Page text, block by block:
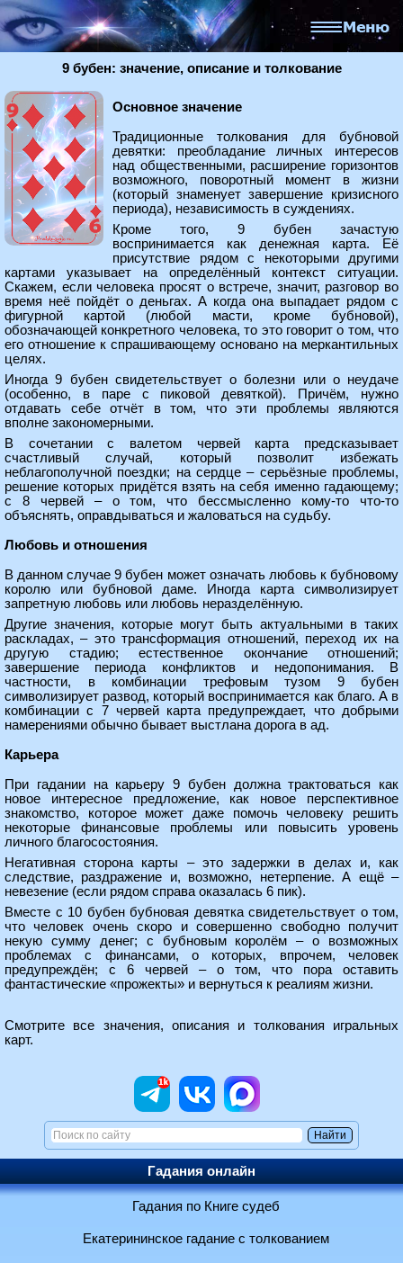
9 бубен: значение, описание и толкование
Основное значение
Традиционные толкования для бубновой
девятки: преобладание личных интересов
над общественными, расширение горизонтов
возможного, поворотный момент в жизни
(который знаменует завершение кризисного
периода), независимость в суждениях.
Кроме того, 9 бубен зачастую
воспринимается как денежная карта. Её
присутствие рядом с некоторыми другими
картами указывает на определённый контекст ситуации.
Скажем, если человека просят о встрече, значит, разговор во
время неё пойдёт о деньгах. А когда она выпадает рядом с
фигурной картой (любой масти, кроме бубновой),
обозначающей конкретного человека, то это говорит о том, что
его отношение к спрашивающему основано на меркантильных
целях.
Иногда 9 бубен свидетельствует о болезни или о неудаче
(особенно, в паре с пиковой девяткой). Причём, нужно
отдавать себе отчёт в том, что эти проблемы являются
вполне закономерными.
В сочетании с валетом червей карта предсказывает
счастливый случай, который позволит избежать
неблагополучной поездки; на сердце – серьёзные проблемы,
решение которых придётся взять на себя именно гадающему;
с 8 червей – о том, что бессмысленно кому-то что-то
объяснять, оправдываться и жаловаться на судьбу.
Любовь и отношения
В данном случае 9 бубен может означать любовь к бубновому
королю или бубновой даме. Иногда карта символизирует
запретную любовь или любовь неразделённую.
Другие значения, которые могут быть актуальными в таких
раскладах, – это трансформация отношений, переход их на
другую стадию; естественное окончание отношений;
завершение периода конфликтов и недопонимания. В
частности, в комбинации трефовым тузом 9 бубен
символизирует развод, который воспринимается как благо. А в
комбинации с 7 червей карта предупреждает, что добрыми
намерениями обычно бывает выстлана дорога в ад.
Карьера
При гадании на карьеру 9 бубен должна трактоваться как
новое интересное предложение, как новое перспективное
знакомство, которое может даже помочь человеку решить
некоторые финансовые проблемы или повысить уровень
личного благосостояния.
Негативная сторона карты – это задержки в делах и, как
следствие, раздражение и, возможно, нетерпение. А ещё –
невезение (если рядом справа оказалась 6 пик).
Вместе с 10 бубен бубновая девятка свидетельствует о том,
что человек очень скоро и совершенно свободно получит
некую сумму денег; с бубновым королём – о возможных
проблемах с финансами, о которых, впрочем, человек
предупреждён; с 6 червей – о том, что пора оставить
фантастические «прожекты» и вернуться к реалиям жизни.
Смотрите все значения, описания и толкования игральных
карт.
Гадания онлайн
Гадания по Книге судеб
Екатерининское гадание с толкованием